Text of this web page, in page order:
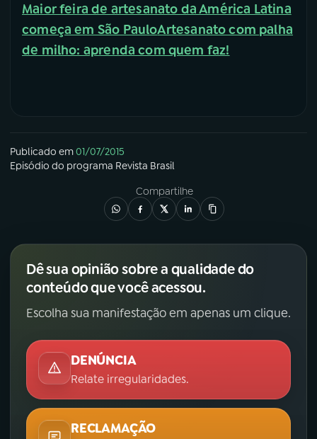
Maior feira de artesanato da América Latina
começa em São PauloArtesanato com palha
de milho: aprenda com quem faz!
Publicado em01/07/2015
Episódio do programa Revista Brasil
Compartilhe
Dê sua opinião sobre a qualidade do
conteúdo que você acessou.
Escolha sua manifestação em apenas um clique.
DENÚNCIA
Relate irregularidades.
RECLAMAÇÃO